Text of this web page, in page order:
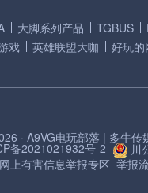
大脚系列产品 TGBUS
戏 英雄联盟大咖 好玩的
· A9VG电玩部落 | 多牛传
备2021021932号-2
川
网上有害信息举报专区 举报